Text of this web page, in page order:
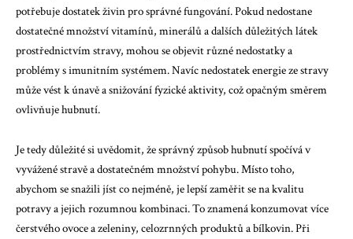
potřebuje dostatek živin pro správné fungování. Pokud nedostane
dostatečné množství vitamínů, minerálů a dalších důležitých látek
prostřednictvím stravy, mohou se objevit různé nedostatky a
problémy s imunitním systémem. Navíc nedostatek energie ze stravy
může vést k únavě a snižování fyzické aktivity, což opačným směrem
ovlivňuje hubnutí.
Je tedy důležité si uvědomit, že správný způsob hubnutí spočívá v
vyvážené stravě a dostatečném množství pohybu. Místo toho,
abychom se snažili jíst co nejméně, je lepší zaměřit se na kvalitu
potravy a jejich rozumnou kombinaci. To znamená konzumovat více
čerstvého ovoce a zeleniny, celozrnných produktů a bílkovin. Při